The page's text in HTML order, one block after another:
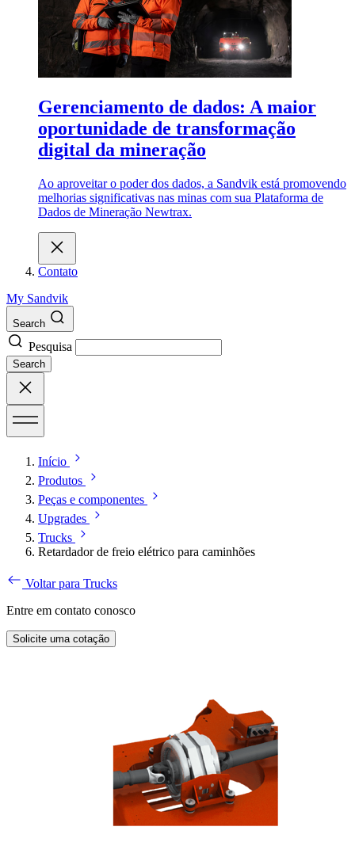
Gerenciamento de dados: A maior
oportunidade de transformação
digital da mineração
Ao aproveitar o poder dos dados, a Sandvik está promovendo
melhorias significativas nas minas com sua Plataforma de
Dados de Mineração Newtrax.
Contato
My Sandvik
Search
Pesquisa
Search
Início
Produtos
Peças e componentes
Upgrades
Trucks
Retardador de freio elétrico para caminhões
Voltar para Trucks
Entre em contato conosco
Solicite uma cotação